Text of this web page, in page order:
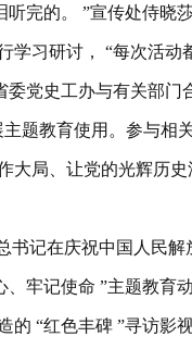
听完的。 ”宣传处侍晓
学习研讨， “每次活
委党史工办与有关部
题教育使用。参与相
大局、让党的光辉历
记在庆祝中国人民解
、牢记使命 ”主题教
的 “红色丰碑 ”寻访